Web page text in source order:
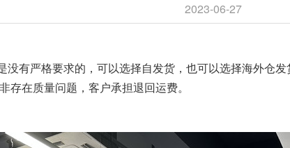
2023-06-27
没有严格要求的，可以选择自发货 ，也可以选择海外仓发
在质量问题，客户承担退回运费。